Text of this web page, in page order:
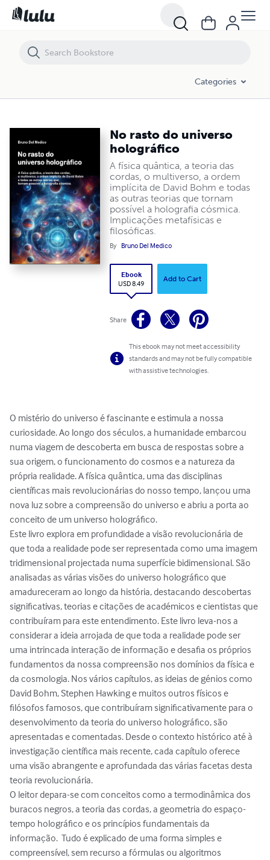
Categories
No rasto do universo
holográfico
A física quântica, a teoria das
cordas, o multiverso, a ordem
implícita de David Bohm e todas
as outras teorias que tornam
possível a holografia cósmica.
Implicações metafísicas e
filosóficas.
By Bruno Del Medico
Ebook
USD 8.49
Add to Cart
Share
This ebook may not meet accessibility
standards and may not be fully compatible
with assistive technologies.
O mistério do universo é fascinante e estimula a nossa
curiosidade. Ao longo dos séculos, a humanidade embarcou
numa viagem de descoberta em busca de respostas sobre a
sua origem, o funcionamento do cosmos e a natureza da
própria realidade. A física quântica, uma das disciplinas
científicas mais revolucionárias do nosso tempo, lançou uma
nova luz sobre a compreensão do universo e abriu a porta ao
conceito de um universo holográfico.
Este livro explora em profundidade a visão revolucionária de
que toda a realidade pode ser representada como uma imagem
tridimensional projectada numa superfície bidimensional. São
analisadas as várias visões do universo holográfico que
amadureceram ao longo da história, destacando descobertas
significativas, teorias e citações de académicos e cientistas que
contribuíram para este entendimento. Este livro leva-nos a
considerar a ideia arrojada de que toda a realidade pode ser
uma intrincada interação de informação e desafia os próprios
fundamentos da nossa compreensão nos domínios da física e
da cosmologia. Nos vários capítulos, as ideias de génios como
David Bohm, Stephen Hawking e muitos outros físicos e
filósofos famosos, que contribuíram significativamente para o
desenvolvimento da teoria do universo holográfico, são
apresentadas e comentadas. Desde o contexto histórico até à
investigação científica mais recente, cada capítulo oferece
uma visão abrangente e aprofundada das várias facetas desta
teoria revolucionária.
O leitor depara-se com conceitos como a termodinâmica dos
buracos negros, a teoria das cordas, a geometria do espaço-
tempo holográfico e os princípios fundamentais da
informação.  Tudo é explicado de uma forma simples e
compreensível, sem recurso a fórmulas ou algoritmos
No rasto do universo holográfico